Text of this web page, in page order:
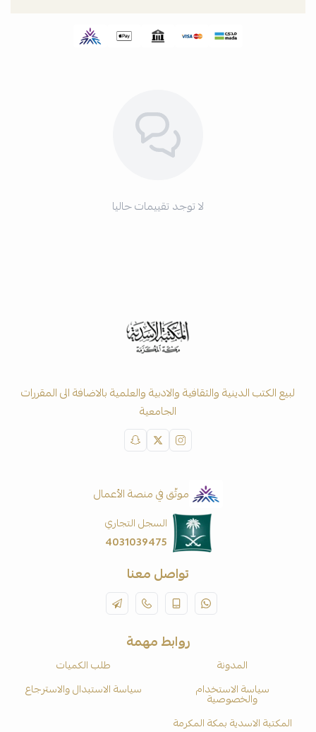
لا توجد تقييمات حاليا
لبيع الكتب الدينية والثقافية والادبية والعلمية بالاضافة الى المقررات
الجامعية
موثّق في منصة الأعمال
السجل التجاري
4031039475
تواصل معنا
روابط مهمة
المدونة
طلب الكميات
سياسة الاستخدام
والخصوصية
سياسة الاستبدال والاسترجاع
المكتبة الاسدية بمكة المكرمة